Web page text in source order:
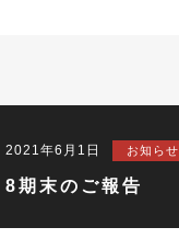
2021年6月1日 お知らせ
8期末のご報告